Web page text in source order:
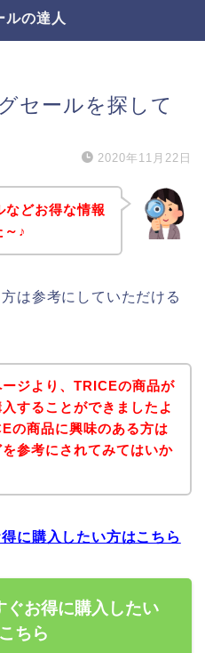
ルの達人
セールを探して
2020年11月22日
どお得な情報
♪
は参考にしていただける
ジより、TRICEの商品が
することができましたよ
の商品に興味のある方は
参考にされてみてはいか
に購入したい方はこちら
お得に購入したい
ちら